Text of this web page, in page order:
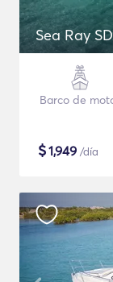
Sea Ray
Barco de
$1,949 /día